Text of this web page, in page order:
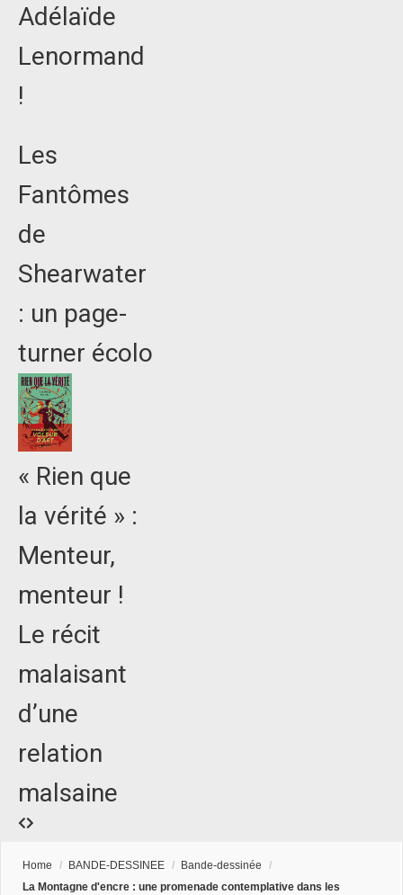
Adélaïde
Lenormand
!
Les
Fantômes
de
Shearwater
: un page-
turner écolo
« Rien que
la vérité » :
Menteur,
menteur !
Le récit
malaisant
d’une
relation
malsaine
Home / BANDE-DESSINEE / Bande-dessinée
/
La Montagne d'encre : une promenade contemplative dans les